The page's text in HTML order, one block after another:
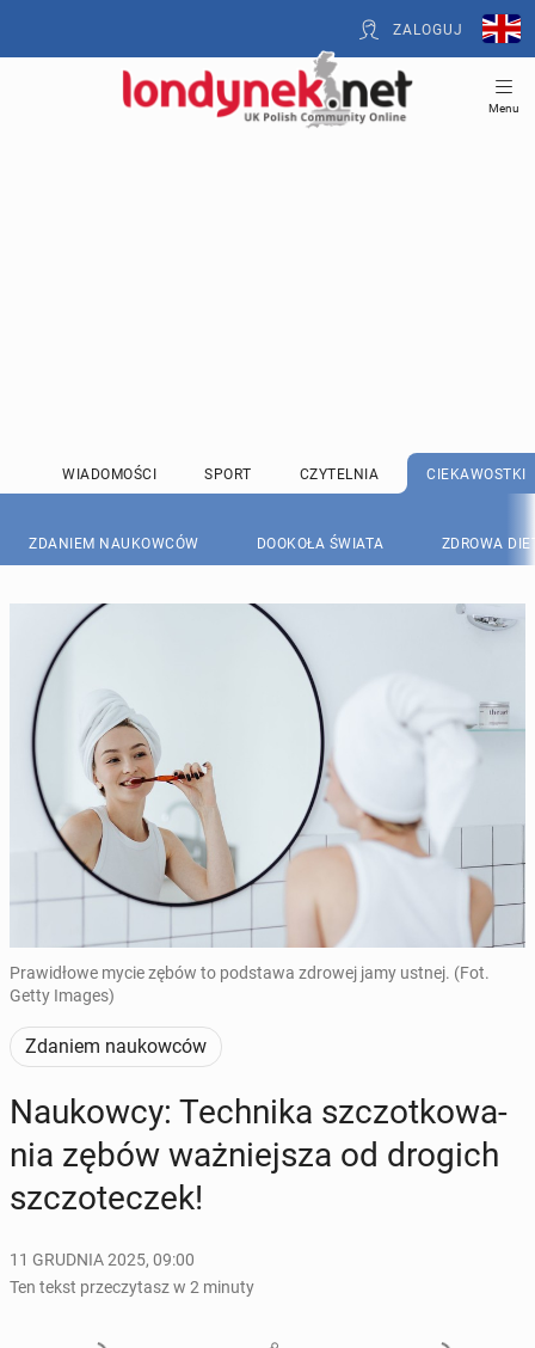
ZALOGUJ
Menu
WIADOMOŚCI SPORT CZYTELNIA CIEKAWOSTKI
ZDANIEM NAUKOWCÓW DOOKOŁA ŚWIATA ZDROWA
Prawidłowe mycie zębów to podstawa zdrowej jamy ustnej. (Fot.
Getty Images)
Zdaniem naukowców
Na­ukow­cy: Tech­ni­ka szczot­ko­wa­
nia zębów waż­niej­sza od drogich
szczo­te­czek!
11 GRUDNIA 2025, 09:00
Ten tekst przeczytasz w 2 minuty